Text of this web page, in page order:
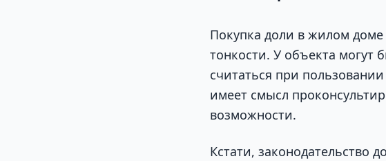
Покупка доли в жилом
тонкости. У объекта могут
считаться при
имеет смысл
возможности.
Кстати, законодательство